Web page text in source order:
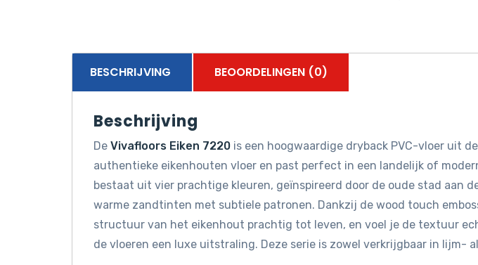
BESCHRIJVING BEOORDELINGEN (0)
Beschrijving
De Vivafloors Eiken 7220 is een hoogwaardige dryback PVC-vloer uit
authentieke eikenhouten vloer en past perfect in een landelijk of
bestaat uit vier prachtige kleuren, geïnspireerd door de oude stad aan
warme zandtinten met subtiele patronen. Dankzij de wood touch
structuur van het eikenhout prachtig tot leven, en voel je de textuur
de vloeren een luxe uitstraling. Deze serie is zowel verkrijgbaar in lijm-